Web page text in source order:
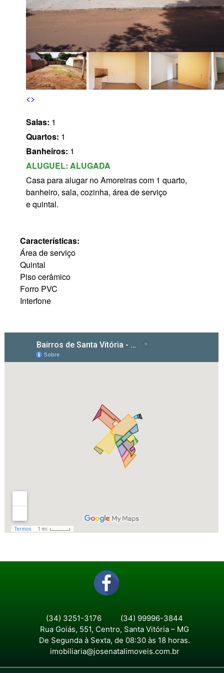
<>
Salas: 1
Quartos: 1
Banheiros: 1
ALUGUEL: ALUGADA
Casa para alugar no Amoreiras com 1 quarto,
banheiro, sala, cozinha, área de serviço
e quintal.
Características:
Área de serviço
Quintal
Piso cerâmico
Forro PVC
Interfone
(34) 3251-3176
(34) 99996-3844
Rua Goiás, 551, Centro, Santa Vitória – MG
De Segunda à Sexta, de 08:30 às 18 horas.
imobiliaria@josenatalimoveis.com.br